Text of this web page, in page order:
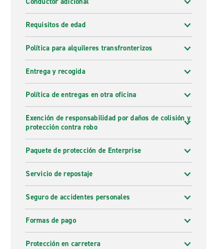
Requisitos de edad
Política para alquileres transfronterizos
Entrega y recogida
Política de entregas en otra oficina
Exención de responsabilidad por daños de colisión y
protección contra robo
Paquete de protección de Enterprise
Servicio de repostaje
Seguro de accidentes personales
Formas de pago
Protección en carretera